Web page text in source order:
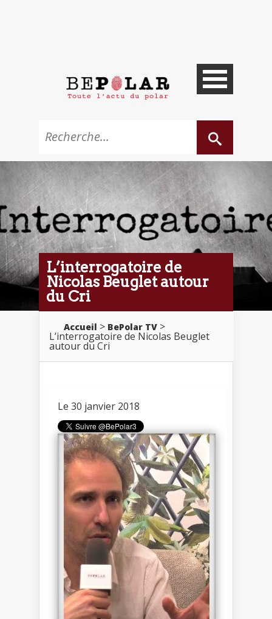
L’interrogatoire de
Nicolas Beuglet autour
du Cri
Accueil > BePolar TV >
L’interrogatoire de Nicolas Beuglet
autour du Cri
Le 30 janvier 2018